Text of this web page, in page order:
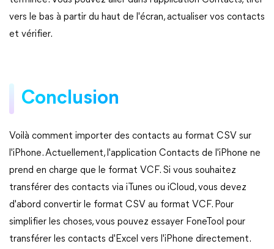
vers le bas à partir du haut de l'écran, actualiser vos contacts
et vérifier.
Conclusion
Voilà comment importer des contacts au format CSV sur
l'iPhone. Actuellement, l'application Contacts de l'iPhone ne
prend en charge que le format VCF. Si vous souhaitez
transférer des contacts via iTunes ou iCloud, vous devez
d'abord convertir le format CSV au format VCF. Pour
simplifier les choses, vous pouvez essayer FoneTool pour
transférer les contacts d'Excel vers l'iPhone directement.